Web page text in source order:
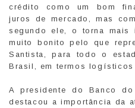
crédito como um bom
juros de mercado, mas
segundo ele, o torna mais
muito bonito pelo que
Santista, para todo o
Brasil, em termos logísticos
A presidente do Banco do
destacou a importância da